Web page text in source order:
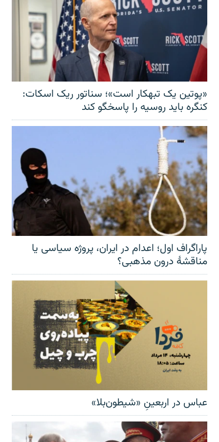
«پوتین یک تبهکار است»؛ سناتور ریک اسکات:
کنگره باید روسیه را پاسخگو کند
پاراگراف اول؛ اعدام در ایران، پروژه سیاسی یا
مناقشهٔ درون مذهبی؟
عباس در اربعینِ «شیطون‌بلا»